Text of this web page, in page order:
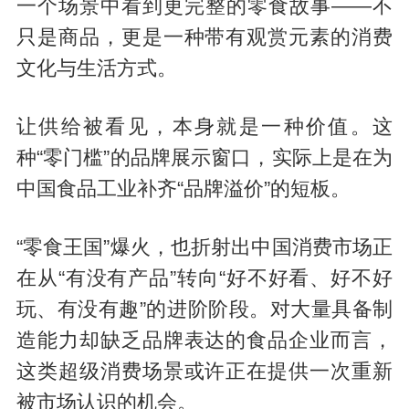
一个场景中看到更完整的零食故事——不
只是商品，更是一种带有观赏元素的消费
文化与生活方式。
让供给被看见，本身就是一种价值。这
种“零门槛”的品牌展示窗口，实际上是在为
中国食品工业补齐“品牌溢价”的短板。
“零食王国”爆火，也折射出中国消费市场正
在从“有没有产品”转向“好不好看、好不好
玩、有没有趣”的进阶阶段。对大量具备制
造能力却缺乏品牌表达的食品企业而言，
这类超级消费场景或许正在提供一次重新
被市场认识的机会。